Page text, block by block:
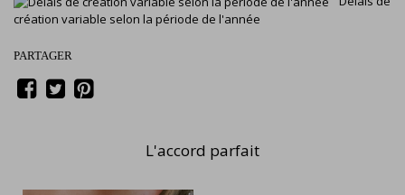
création variable selon la période de l'année
PARTAGER
L'accord parfait